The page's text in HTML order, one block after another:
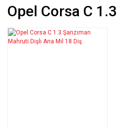
Opel Corsa C